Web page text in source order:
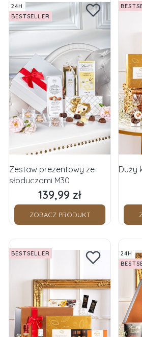
24H
BESTSELLER
Zestaw prezentowy ze
słodyczami M30
Cena
139,99 zł
ZOBACZ PRODUKT
Duży
BESTSELLER
24H